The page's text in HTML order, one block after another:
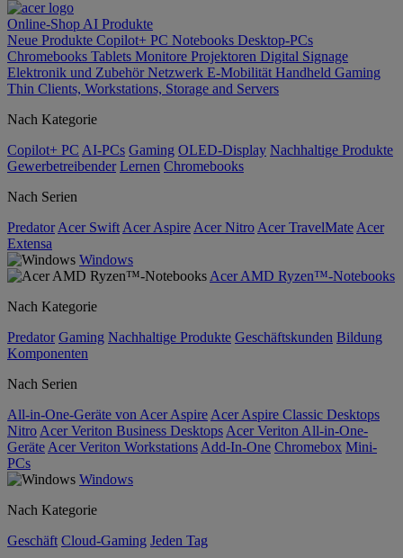
Online-Shop AI Produkte
Neue Produkte Copilot+ PC Notebooks Desktop-PCs
Chromebooks Tablets Monitore Projektoren Digital Signage
Elektronik und ZubehörNetzwerk E-Mobilität Handheld Gaming
Thin Clients, Workstations, Storage and Servers
Nach Kategorie
Copilot+ PC AI-PCs Gaming OLED-Display Nachhaltige Produkte
Gewerbetreibender Lernen Chromebooks
Nach Serien
Predator Acer Swift Acer Aspire Acer Nitro Acer TravelMate Acer
Extensa
Windows
Acer AMD Ryzen™-Notebooks
Nach Kategorie
Predator Gaming Nachhaltige Produkte Geschäftskunden Bildung
Komponenten
Nach Serien
All-in-One-Geräte von Acer Aspire Acer Aspire Classic Desktops
Nitro Acer Veriton Business Desktops Acer Veriton All-in-One-
Geräte Acer Veriton Workstations Add-In-One Chromebox Mini-
PCs
Windows
Nach Kategorie
Geschäft Cloud-Gaming Jeden Tag